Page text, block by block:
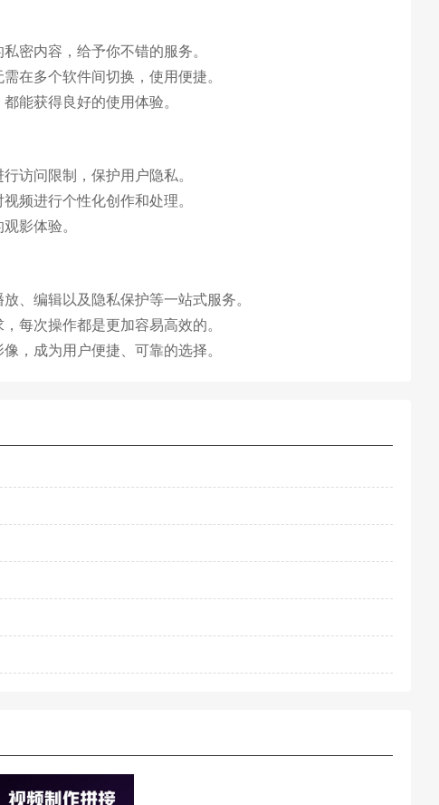
密内容，给予你不错的服务。
在多个软件间切换，使用便捷。
能获得良好的使用体验。
访问限制，保护用户隐私。
频进行个性化创作和处理。
影体验。
、编辑以及隐私保护等一站式服务。
每次操作都是更加容易高效的。
，成为用户便捷、可靠的选择。